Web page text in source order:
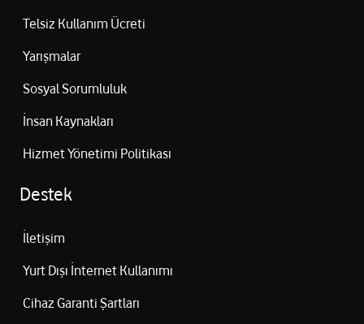
Telsiz Kullanım Ücreti
Yarışmalar
Sosyal Sorumluluk
İnsan Kaynakları
Hizmet Yönetimi Politikası
Destek
İletişim
Yurt Dışı İnternet Kullanımı
Cihaz Garanti Şartları